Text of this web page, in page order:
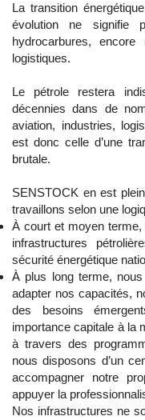
La transition
évolution ne signifie
hydrocarbures,
logistiques.
Le pétrole restera
décennies dans de
aviation, industries,
est donc celle d’une
brutale.
SENSTOCK en est
travaillons selon une
À court et moyen
infrastructures
sécurité énergétique
À plus long terme,
adapter nos capacités,
des besoins
importance capitale à la
à travers des
nous disposons d’un
accompagner notre
appuyer la
Nos infrastructures ne